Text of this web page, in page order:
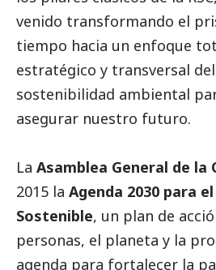
venido transformando el
tiempo hacia un enfoque
estratégico y transversal
sostenibilidad ambiental
asegurar nuestro futuro.
La Asamblea General de la
2015 la Agenda 2030 para
Sostenible, un plan de
personas, el planeta y la
agenda para fortalecer la